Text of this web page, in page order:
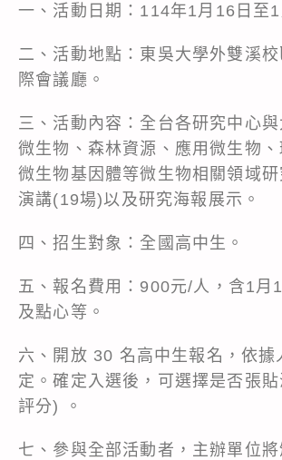
一、活動日期：114年1月16日至1
二、活動地點：東吳大學外雙溪
際會議廳。
三、活動內容：全台各研究中心
微生物、森林資源、應用微生物、
微生物基因體等微生物相關領域
演講(19場)以及研究海報展示。
四、招生對象：全國高中生。
五、報名費用：900元/人，含1月
及點心等。
六、開放 30 名高中生報名，依據
定。確定入選後，可選擇是否張
評分) 。
七、參與全部活動者，主辦單位將